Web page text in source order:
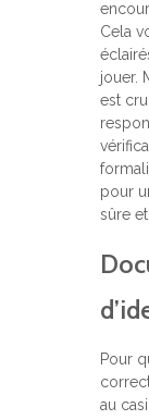
Cela
jouer.
est
pour
sûre
Pour
au